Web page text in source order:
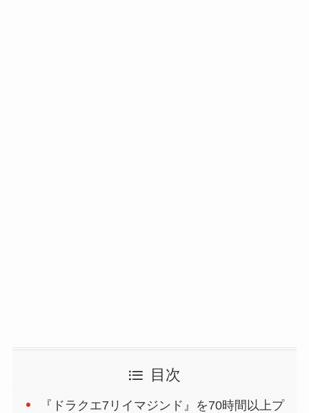
目次
『ドラクエ7リイマジンド』を70時間以上プ